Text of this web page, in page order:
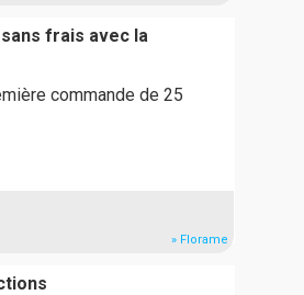
frais avec la
commande de 25
» Florame